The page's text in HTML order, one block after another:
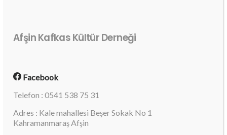
Afşin Kafkas Kültür Derneği
Facebook
Telefon : 0541 538 75 31
Adres : Kale mahallesi Beşer Sokak No 1
Kahramanmaraş Afşin